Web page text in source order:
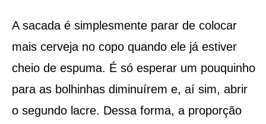
A sacada é simplesmente parar de colocar
mais cerveja no copo quando ele já estiver
cheio de espuma. É só esperar um pouquinho
para as bolhinhas diminuírem e, aí sim, abrir
o segundo lacre. Dessa forma, a proporção